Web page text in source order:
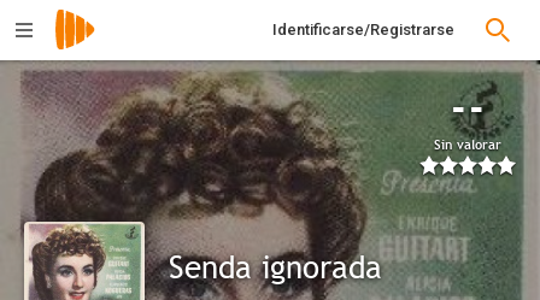
Identificarse/Registrarse
--
Sin valorar
Senda ignorada